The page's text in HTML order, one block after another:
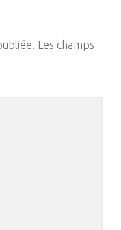
Les champs